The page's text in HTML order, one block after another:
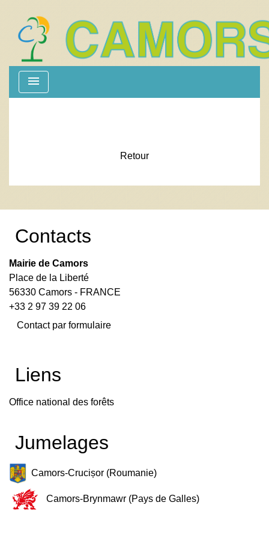
menu
Retour
Contacts
Mairie de Camors
Place de la Liberté
56330 Camors - FRANCE
+33 2 97 39 22 06
Contact par formulaire
Liens
Office national des forêts
Jumelages
Camors-Crucișor (Roumanie)
Camors-Brynmawr (Pays de Galles)